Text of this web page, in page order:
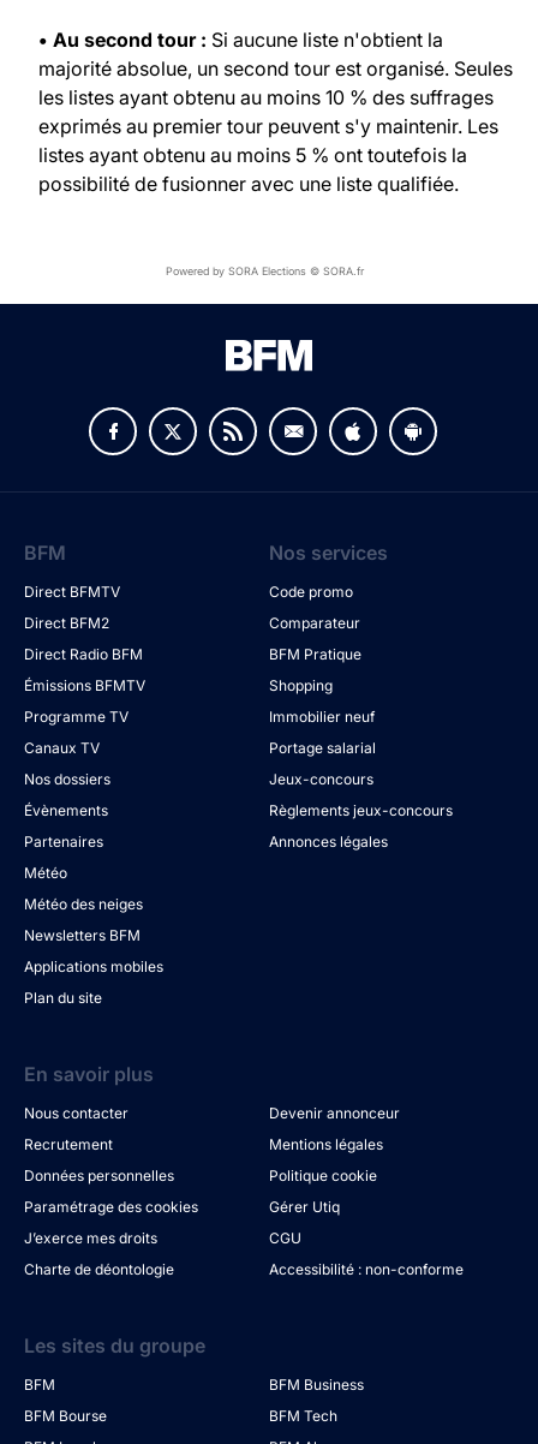
• Au second tour : Si aucune liste n'obtient la
majorité absolue, un second tour est organisé. Seules
les listes ayant obtenu au moins 10 % des suffrages
exprimés au premier tour peuvent s'y maintenir. Les
listes ayant obtenu au moins 5 % ont toutefois la
possibilité de fusionner avec une liste qualifiée.
Powered by SORA Elections © SORA.fr
BFM
Direct BFMTV
Direct BFM2
Direct Radio BFM
Émissions BFMTV
Programme TV
Canaux TV
Nos dossiers
Évènements
Partenaires
Météo
Météo des neiges
Newsletters BFM
Applications mobiles
Plan du site
Nos services
Code promo
Comparateur
BFM Pratique
Shopping
Immobilier neuf
Portage salarial
Jeux-concours
Règlements jeux-concours
Annonces légales
En savoir plus
Nous contacter
Devenir annonceur
Recrutement
Mentions légales
Données personnelles
Politique cookie
Paramétrage des cookies
Gérer Utiq
J’exerce mes droits
CGU
Charte de déontologie
Accessibilité : non-conforme
Les sites du groupe
BFM
BFM Business
BFM Bourse
BFM Tech